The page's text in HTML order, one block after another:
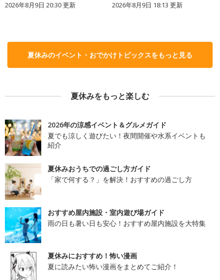
2026年8月9日 20:30更新 2026年8月9日 18:13 更新
夏休みのイベント・おでかけトピックスをもっと見る
夏休みをもっと楽しむ
2026年の涼感イベント＆グルメガイド
夏でも涼しく遊びたい！夜間開催や水系イベントも
紹介
夏休みおうちでの過ごし方ガイド
「家で何する？」を解決！おすすめの過ごし方
おすすめ屋内施設・室内遊び場ガイド
雨の日も暑い日も安心！おすすめ屋内施設を大特集
夏休みにおすすめ！怖い漫画
夏に読みたい怖い漫画をまとめてご紹介！